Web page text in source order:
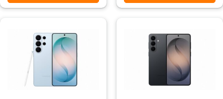
3.299,00 KM.
2.849,00 KM.
2.729,00 KM.
2.429,00 KM.